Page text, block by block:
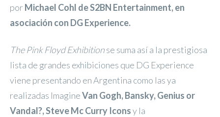
porMichael Cohl de S2BN Entertainment, en
asociación con DG Experience.
The Pink Floyd Exhibitionse suma así a la prestigiosa
lista de grandes exhibiciones que DG Experience
viene presentando en Argentina como las ya
realizadas ImagineVan Gogh, Bansky, Genius or
Vandal?, Steve Mc Curry Iconsy la